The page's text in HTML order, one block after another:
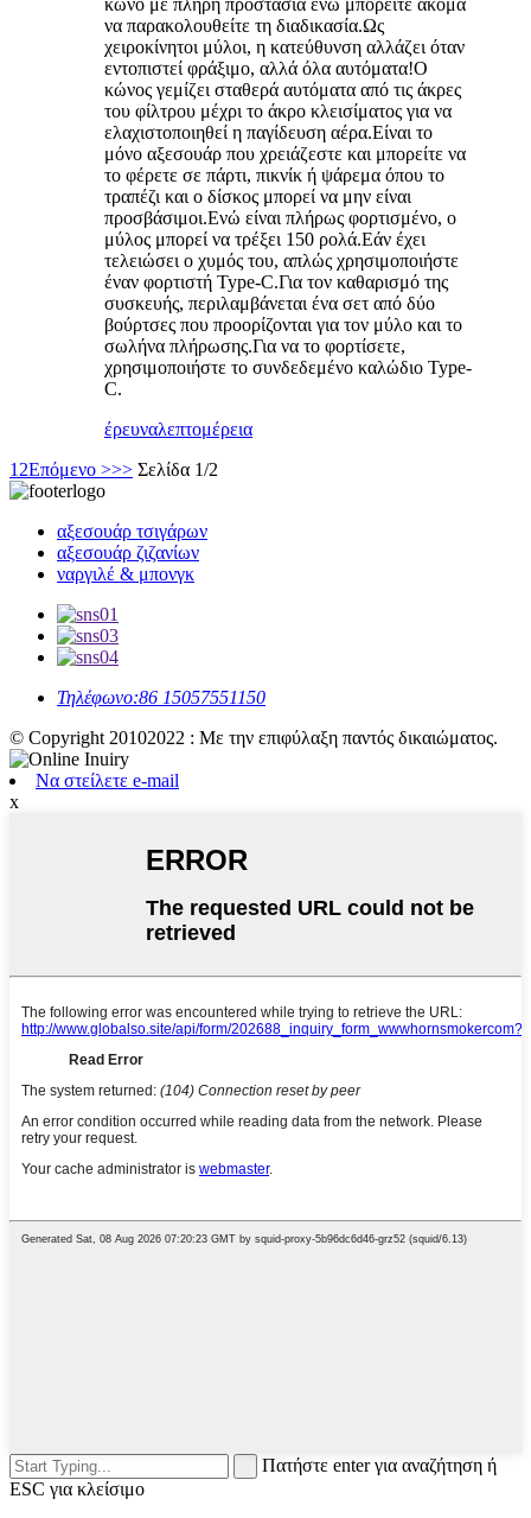
κώνο με πλήρη προστασία ενώ μπορείτε ακόμα
να παρακολουθείτε τη διαδικασία.Ως
χειροκίνητοι μύλοι, η κατεύθυνση αλλάζει όταν
εντοπιστεί φράξιμο, αλλά όλα αυτόματα!Ο
κώνος γεμίζει σταθερά αυτόματα από τις άκρες
του φίλτρου μέχρι το άκρο κλεισίματος για να
ελαχιστοποιηθεί η παγίδευση αέρα.Είναι το
μόνο αξεσουάρ που χρειάζεστε και μπορείτε να
το φέρετε σε πάρτι, πικνίκ ή ψάρεμα όπου το
τραπέζι και ο δίσκος μπορεί να μην είναι
προσβάσιμοι.Ενώ είναι πλήρως φορτισμένο, ο
μύλος μπορεί να τρέξει 150 ρολά.Εάν έχει
τελειώσει ο χυμός του, απλώς χρησιμοποιήστε
έναν φορτιστή Type-C.Για τον καθαρισμό της
συσκευής, περιλαμβάνεται ένα σετ από δύο
βούρτσες που προορίζονται για τον μύλο και το
σωλήνα πλήρωσης.Για να το φορτίσετε,
χρησιμοποιήστε το συνδεδεμένο καλώδιο Type-
C.
έρευναλεπτομέρεια
1 2Επόμενο >>> Σελίδα 1/2
αξεσουάρ τσιγάρων
αξεσουάρ ζιζανίων
ναργιλέ & μπονγκ
Τηλέφωνο:86 15057551150
© Copyright 20102022 : Με την επιφύλαξη παντός δικαιώματος.
Να στείλετε e-mail
x
Πατήστε enter για αναζήτηση ή
ESC για κλείσιμο